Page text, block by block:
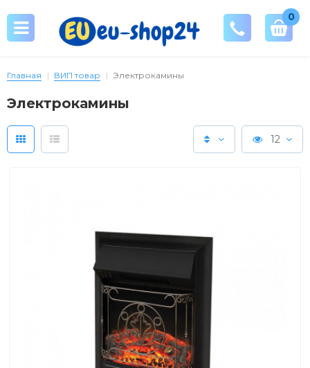
0
Главная ВИП товар Электрокамины
Электрокамины
12